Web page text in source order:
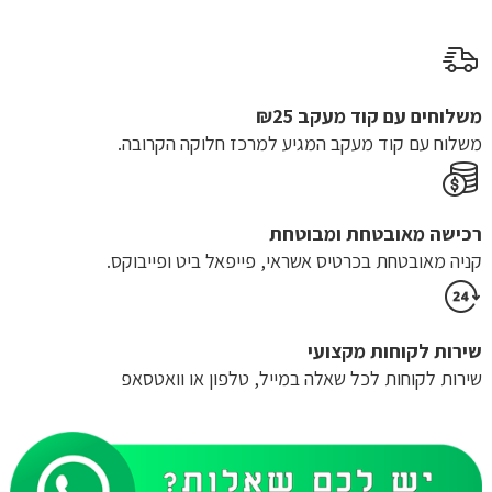
משלוחים עם קוד מעקב ₪25
משלוח​ עם קוד מעקב המגיע למרכז חלוקה הקרובה.
רכישה​ ​מאובטחת ומבוטחת
קניה מאובטחת בכרטיס אשראי, פייפאל ביט ופייבוקס.
שירות לקוחות מקצועי
שירות לקוחות לכל שאלה במייל, טלפון או וואטסאפ